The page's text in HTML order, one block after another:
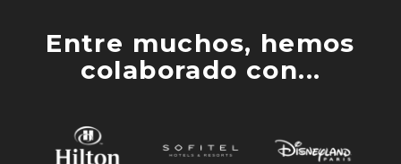
Entre muchos, hemos
colaborado con...